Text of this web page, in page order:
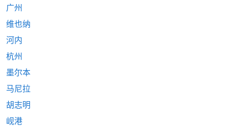
广州
维也纳
河内
杭州
墨尔本
马尼拉
胡志明
岘港